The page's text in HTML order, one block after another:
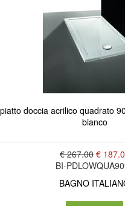
doccia acrilico quadrato
bianco
€ 267.00 €
BI-
BAGNO